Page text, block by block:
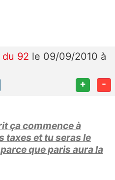
du 92 le 09/09/2010 à
+ -
ça commence à
taxes et tu seras le
que paris aura la